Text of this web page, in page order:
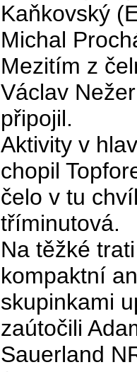
Kaňkovský
Michal
Mezitím z
Václav
připojil.
Aktivity v
chopil
čelo v tu
tříminutová.
Na těžké
kompaktní
skupinkami
zaútočili
Sauerland